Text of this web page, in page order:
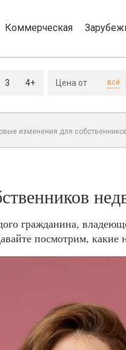
Коммерческая
3 4+ всё
изменения для
гражданина,
посмотрим,